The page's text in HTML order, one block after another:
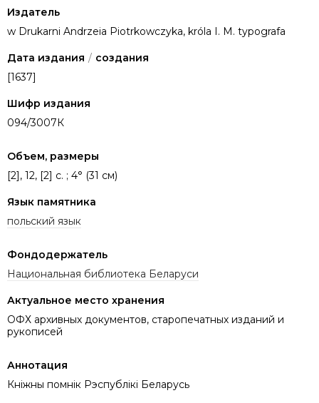
Издатель
w Drukarni Andrzeia Piotrkowczyka, króla I. M. typografa
Дата издания / создания
[1637]
Шифр издания
094/3007К
Объем, размеры
[2], 12, [2] c. ; 4° (31 см)
Язык памятника
польский язык
Фондодержатель
Национальная библиотека Беларуси
Актуальное место хранения
ОФХ архивных документов, старопечатных изданий и
рукописей
Аннотация
Кніжны помнік Рэспублікі Беларусь